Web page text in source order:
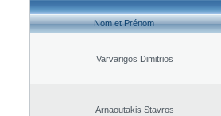
Nom et Prénom
Varvarigos Dimitrios
Arnaoutakis Stavros